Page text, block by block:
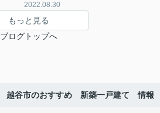
2022.08.30
もっと見る
ブログトップへ
越谷市のおすすめ 新築一戸建て 情報